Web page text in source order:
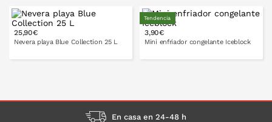
PONLO EN LA CESTA PONLO EN LA CESTA
25,90€
Nevera playa Blue Collection 25 L
PONLO EN LA CESTA
Tendencia
3,90€
Mini enfriador congelante Iceblock
PONLO EN LA CESTA
En casa en 24-48 h